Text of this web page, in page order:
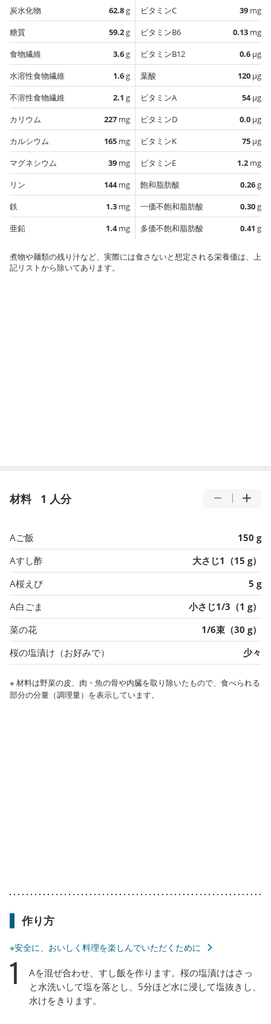
炭水化物 62.8g
糖質
59.2g
食物繊維
3.6g
水溶性食物繊維
1.6g
不溶性食物繊維
2.1 g
カリウム
227 mg
カルシウム
165 mg
マグネシウム
39 mg
リン
144mg
鉄
1.3 mg
亜鉛
1.4mg
ビタミンC 39 mg
ビタミンB6
0.13 mg
ビタミンB12
0.6 µg
葉酸
120 µg
ビタミンA
54µg
ビタミンD
0.0 µg
ビタミンK
75 µg
ビタミンE
1.2 mg
飽和脂肪酸
0.26g
一価不飽和脂肪酸
0.30g
多価不飽和脂肪酸
0.41 g
煮物や麺類の残り汁など、実際には食さないと想定される栄養価は、上
記リストから除いてあります。
材料 1 人分
Aご飯
150 g
Aすし酢
大さじ1（15 g）
A桜えび
5 g
A白ごま
小さじ1/3（1 g）
菜の花
1/6束（30 g）
桜の塩漬け（お好みで）
少々
※ 材料は野菜の皮、肉・魚の骨や内臓を取り除いたもので、食べられる
部分の分量（調理量）を表示しています。
作り方
※安全に、おいしく料理を楽しんでいただくために
1
Aを混ぜ合わせ、すし飯を作ります。桜の塩漬けはさっ
と水洗いして塩を落とし、5分ほど水に浸して塩抜きし、
水けをきります。